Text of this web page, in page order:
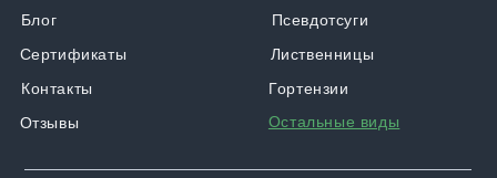
Отзывы
Контакты
Псевдотсуги
Лиственницы
Гортензии
Остальные виды
Блог
Сертификаты